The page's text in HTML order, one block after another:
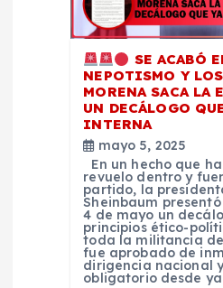
SE ACABÓ
NEPOTISMO Y
MORENA SACA LA
UN DECÁLOGO
INTERNA
mayo 5, 2025
En un hecho que
revuelo dentro y
partido, la
Sheinbaum
4 de mayo un
principios ético-
toda la militancia
fue aprobado de
dirigencia nacional
obligatorio desde